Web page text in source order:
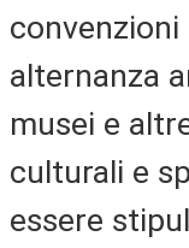
alternanza
musei e
culturali e
essere